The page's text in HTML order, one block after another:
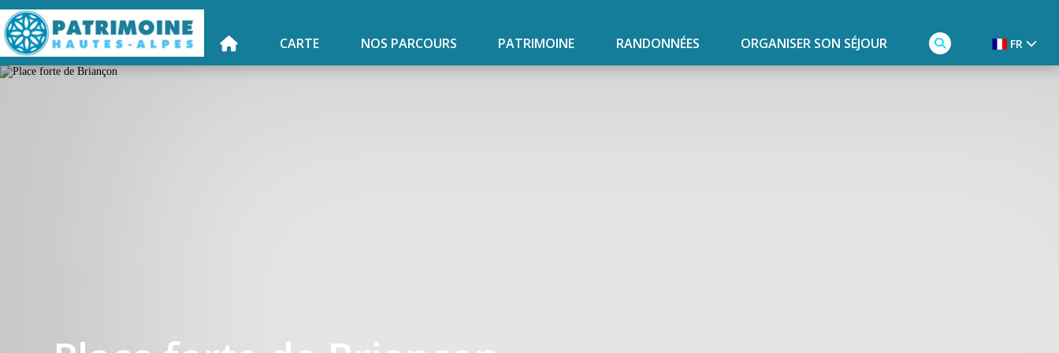
CARTE NOS PARCOURS PATRIMOINE RANDONNÉES ORGANISER SON SÉJOUR FR